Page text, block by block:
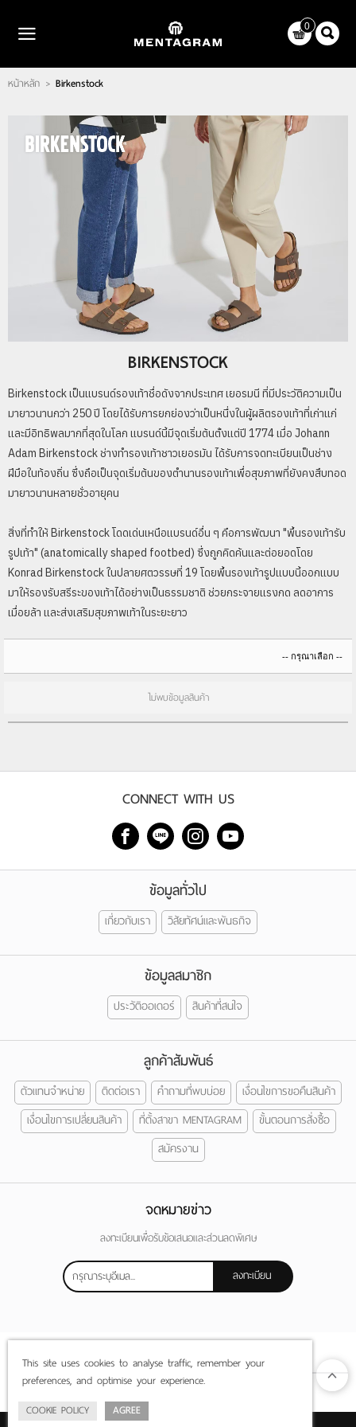
ไทย
WISHLIST
หน้าหลัก
แบรนด์
ตัวแทนจำหน่าย
บทความ
0
หน้าหลัก > Birkenstock
BIRKENSTOCK
Birkenstock เป็นแบรนด์รองเท้าชื่อดังจากประเทศ เยอรมนี ที่มีประวัติความเป็น
มายาวนานกว่า 250 ปี โดยได้รับการยกย่องว่าเป็นหนึ่งในผู้ผลิตรองเท้าที่เก่าแก่
และมีอิทธิพลมากที่สุดในโลก แบรนด์นี้มีจุดเริ่มต้นตั้งแต่ปี 1774 เมื่อ Johann
Adam Birkenstock ช่างทำรองเท้าชาวเยอรมัน ได้รับการจดทะเบียนเป็นช่าง
ฝีมือในท้องถิ่น ซึ่งถือเป็นจุดเริ่มต้นของตำนานรองเท้าเพื่อสุขภาพที่ยังคงสืบทอด
มายาวนานหลายชั่วอายุคน
สิ่งที่ทำให้ Birkenstock โดดเด่นเหนือแบรนด์อื่น ๆ คือการพัฒนา "พื้นรองเท้ารับ
รูปเท้า" (anatomically shaped footbed) ซึ่งถูกคิดค้นและต่อยอดโดย
Konrad Birkenstock ในปลายศตวรรษที่ 19 โดยพื้นรองเท้ารูปแบบนี้ออกแบบ
มาให้รองรับสรีระของเท้าได้อย่างเป็นธรรมชาติ ช่วยกระจายแรงกด ลดอาการ
เมื่อยล้า และส่งเสริมสุขภาพเท้าในระยะยาว
ไม่พบข้อมูลสินค้า
CONNECT WITH US
ข้อมูลทั่วไป
เกี่ยวกับเรา วิสัยทัศน์และพันธกิจ
ข้อมูลสมาชิก
ประวัติออเดอร์ สินค้าที่สนใจ
ลูกค้าสัมพันธ์
ตัวแทนจำหน่าย ติดต่อเรา คำถามที่พบบ่อย
เงื่อนไขการขอคืนสินค้า
เงื่อนไขการเปลี่ยนสินค้า
ที่ตั้งสาขา MENTAGRAM
ขั้นตอนการสั่งซื้อ
สมัครงาน
จดหมายข่าว
ลงทะเบียนเพื่อรับข้อเสนอและส่วนลดพิเศษ
ลงทะเบียน
This site uses cookies to analyse traffic, remember your
preferences, and optimise your experience.
COOKIE POLICY AGREE